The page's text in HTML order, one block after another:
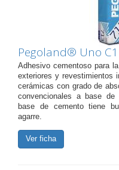
Pegoland® Uno C1
Adhesivo cementoso para
exteriores y revestimientos
cerámicas con grado de
convencionales a base
base de cemento tiene
agarre.
Ver ficha